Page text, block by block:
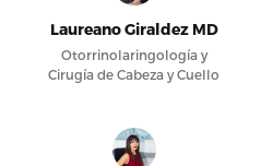
Laureano Giraldez MD
Otorrinolaringología y
Cirugía de Cabeza y Cuello